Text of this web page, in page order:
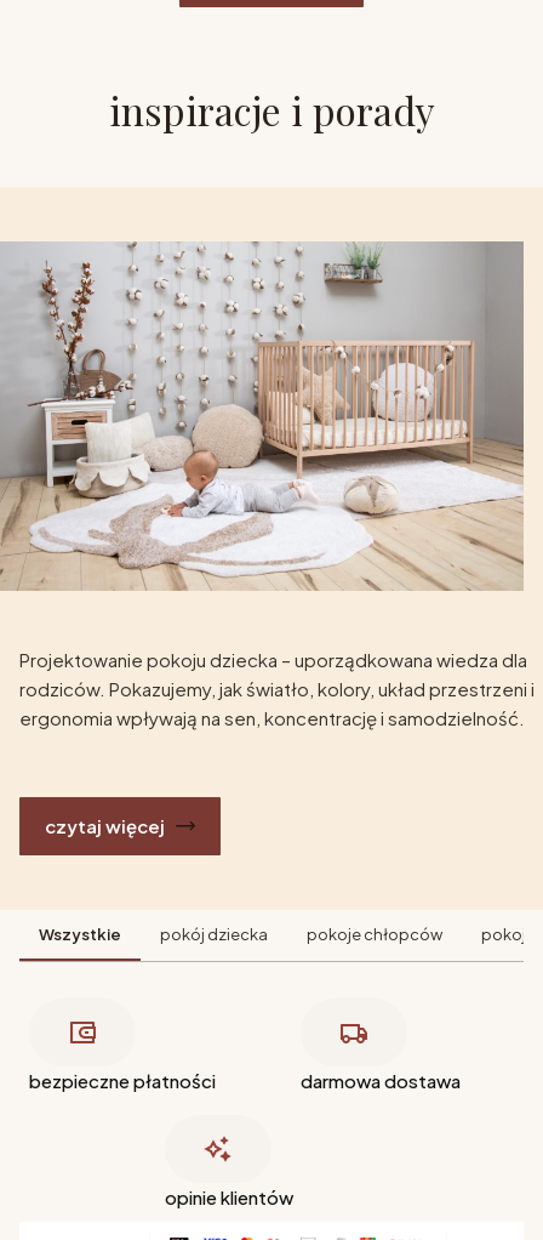
inspiracje i porady
Projektowanie pokoju dziecka – uporządkowana wiedza dla
rodziców. Pokazujemy, jak światło, kolory, układ przestrzeni i
ergonomia wpływają na sen, koncentrację i samodzielność.
czytaj więcej
Wszystkie pokój dziecka pokoje chłopców pokoje
bezpieczne płatności darmowa dostawa
opinie klientów